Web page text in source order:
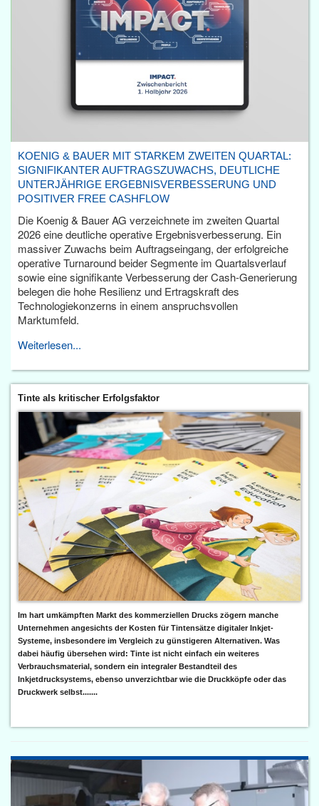
KOENIG & BAUER MIT STARKEM ZWEITEN QUARTAL:
SIGNIFIKANTER AUFTRAGSZUWACHS, DEUTLICHE
UNTERJÄHRIGE ERGEBNISVERBESSERUNG UND
POSITIVER FREE CASHFLOW
Die Koenig & Bauer AG verzeichnete im zweiten Quartal
2026 eine deutliche operative Ergebnisverbesserung. Ein
massiver Zuwachs beim Auftragseingang, der erfolgreiche
operative Turnaround beider Segmente im Quartalsverlauf
sowie eine signifikante Verbesserung der Cash-Generierung
belegen die hohe Resilienz und Ertragskraft des
Technologiekonzerns in einem anspruchsvollen
Marktumfeld.
Weiterlesen...
Tinte als kritischer Erfolgsfaktor
Im hart umkämpften Markt des kommerziellen Drucks zögern manche
Unternehmen angesichts der Kosten für Tintensätze digitaler Inkjet-
Systeme, insbesondere im Vergleich zu günstigeren Alternativen. Was
dabei häufig übersehen wird: Tinte ist nicht einfach ein weiteres
Verbrauchsmaterial, sondern ein integraler Bestandteil des
Inkjetdrucksystems, ebenso unverzichtbar wie die Druckköpfe oder das
Druckwerk selbst.......